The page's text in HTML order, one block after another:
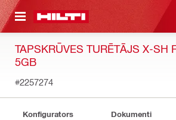
SATURU
TAPSKRŪVES TURĒTĀJS X-SH
5GB
#2257274
Konfigurators Dokumenti